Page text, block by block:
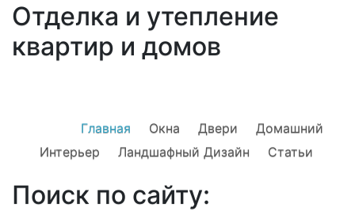
Отделка и утепление
квартир и домов
Главная Окна Двери
Домашний
Интерьер
Ландшафный Дизайн Статьи
Поиск по сайту: